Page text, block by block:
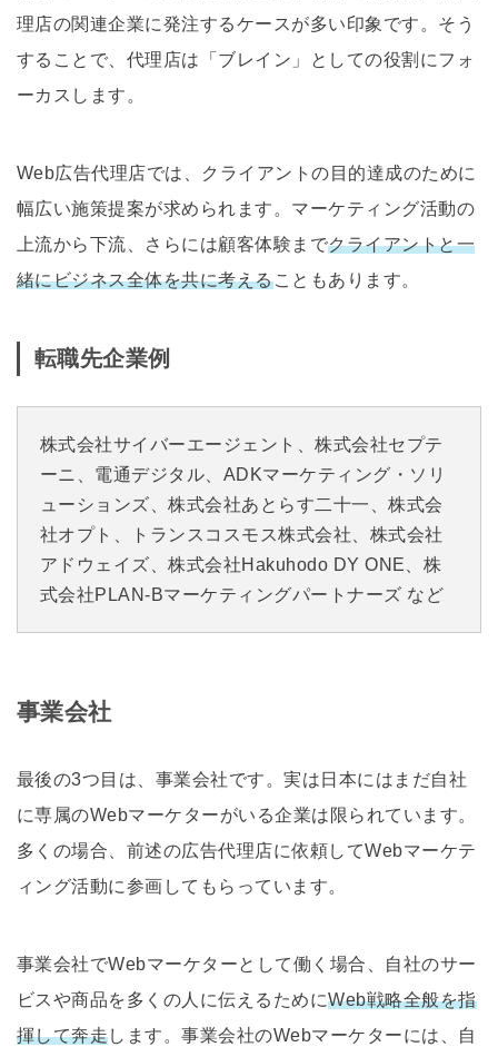
理店の関連企業に発注するケースが多い印象です。そう
することで、代理店は「ブレイン」としての役割にフォ
ーカスします。
Web広告代理店では、クライアントの目的達成のために
幅広い施策提案が求められます。マーケティング活動の
上流から下流、さらには顧客体験までクライアントと一
緒にビジネス全体を共に考えることもあります。
転職先企業例
株式会社サイバーエージェント、株式会社セプテ
ーニ、電通デジタル、ADKマーケティング・ソリ
ューションズ、株式会社あとらす二十一、株式会
社オプト、トランスコスモス株式会社、株式会社
アドウェイズ、株式会社Hakuhodo DY ONE、株
式会社PLAN-Bマーケティングパートナーズ など
事業会社
最後の3つ目は、事業会社です。実は日本にはまだ自社
に専属のWebマーケターがいる企業は限られています。
多くの場合、前述の広告代理店に依頼してWebマーケテ
ィング活動に参画してもらっています。
事業会社でWebマーケターとして働く場合、自社のサー
ビスや商品を多くの人に伝えるためにWeb戦略全般を指
揮して奔走します。事業会社のWebマーケターには、自